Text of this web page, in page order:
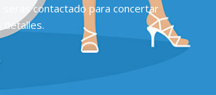
contactado para concertar
detalles.